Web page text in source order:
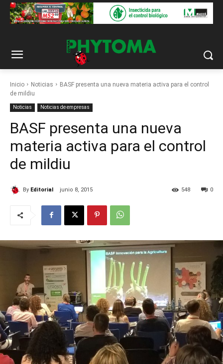
Inicio Noticias
BASF presenta una nueva materia activa para el control
de mildiu
Noticias Noticias de empresas
BASF presenta una nueva
materia activa para el control
de mildiu
By Editorial junio 8, 2015 0
548